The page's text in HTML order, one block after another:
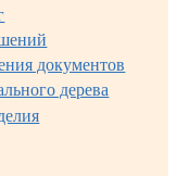
документов
дерева